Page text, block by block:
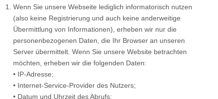
Wenn Sie unsere Webseite lediglich informatorisch nutzen
(also keine Registrierung und auch keine anderweitige
Übermittlung von Informationen), erheben wir nur die
personenbezogenen Daten, die Ihr Browser an unseren
Server übermittelt. Wenn Sie unsere Website betrachten
möchten, erheben wir die folgenden Daten:
• IP-Adresse;
• Internet-Service-Provider des Nutzers;
• Datum und Uhrzeit des Abrufs;